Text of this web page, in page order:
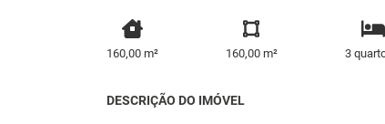
160,00 m² 160,00 m² 3
DESCRIÇÃO DO IMÓVEL